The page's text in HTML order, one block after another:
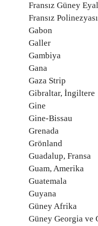
Fransız Güney
Fransız Polinezyası
Gabon
Galler
Gambiya
Gana
Gaza Strip
Gibraltar, İngiltere
Gine
Gine-Bissau
Grenada
Grönland
Guadalup, Fransa
Guam, Amerika
Guatemala
Guyana
Güney Afrika
Güney Georgia ve